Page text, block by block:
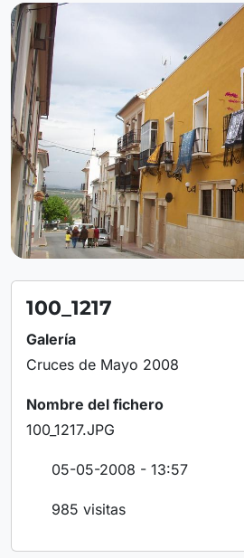
100_1217
Galería
Cruces de Mayo 2008
Nombre del fichero
100_1217.JPG
05-05-2008 - 13:57
985 visitas